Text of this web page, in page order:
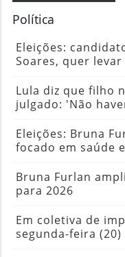
Política
Eleições:
Soares, quer
Lula diz que filho
julgado: 'Não
Eleições: Bruna
focado em saúde
Bruna Furlan
para 2026
Em coletiva de
segunda-feira